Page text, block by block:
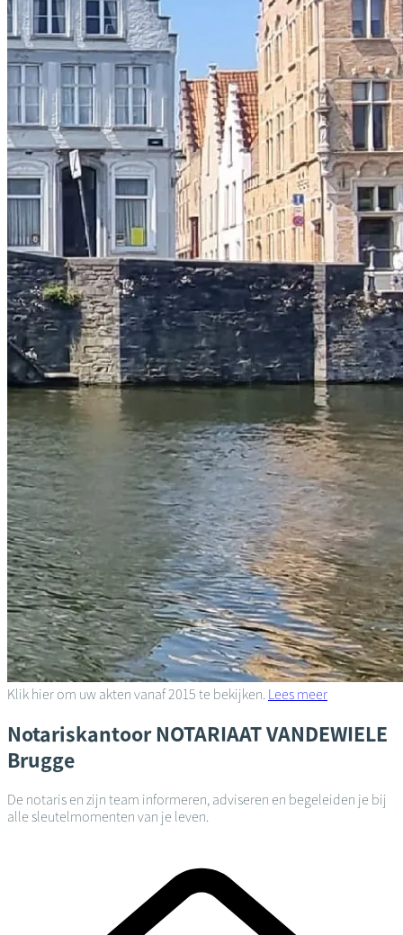
Klik hier om uw akten vanaf 2015 te bekijken. Lees meer
Notariskantoor NOTARIAAT VANDEWIELE
Brugge
De notaris en zijn team informeren, adviseren en begeleiden je bij
alle sleutelmomenten van je leven.